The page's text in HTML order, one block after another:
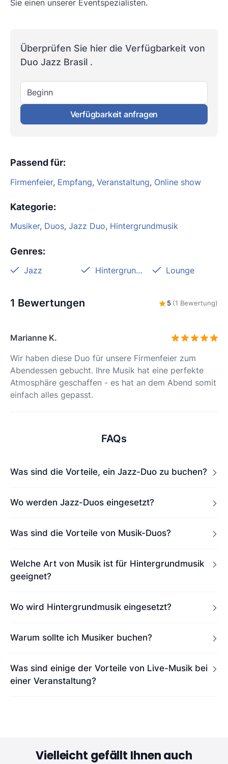
Sie einen unserer Eventspezialisten.
Überprüfen Sie hier die Verfügbarkeit von
Duo Jazz Brasil .
Beginn
Verfügbarkeit anfragen
Passend für:
Firmenfeier, Empfang, Veranstaltung, Online show
Kategorie:
Musiker, Duos, Jazz Duo, Hintergrundmusik
Genres:
Jazz Hintergrundmusik Lounge
1 Bewertungen 5 (1 Bewertung)
Marianne K.
Wir haben diese Duo für unsere Firmenfeier zum
Abendessen gebucht. Ihre Musik hat eine perfekte
Atmosphäre geschaffen - es hat an dem Abend somit
einfach alles gepasst.
FAQs
Was sind die Vorteile, ein Jazz-Duo zu buchen?
Wo werden Jazz-Duos eingesetzt?
Was sind die Vorteile von Musik-Duos?
Welche Art von Musik ist für Hintergrundmusik
geeignet?
Wo wird Hintergrundmusik eingesetzt?
Warum sollte ich Musiker buchen?
Was sind einige der Vorteile von Live-Musik bei
einer Veranstaltung?
Vielleicht gefällt Ihnen auch